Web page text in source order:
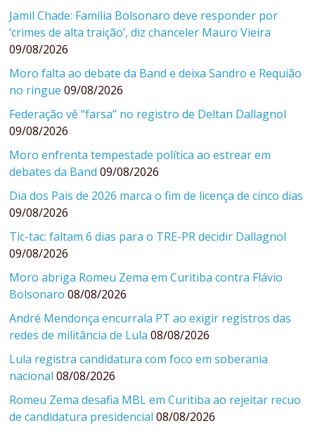
Jamil Chade: Família Bolsonaro deve responder por
‘crimes de alta traição’, diz chanceler Mauro Vieira
09/08/2026
Moro falta ao debate da Band e deixa Sandro e Requião
no ringue 09/08/2026
Federação vê “farsa” no registro de Deltan Dallagnol
09/08/2026
Moro enfrenta tempestade política ao estrear em
debates da Band 09/08/2026
Dia dos Pais de 2026 marca o fim de licença de cinco dias
09/08/2026
Tic-tac: faltam 6 dias para o TRE-PR decidir Dallagnol
09/08/2026
Moro abriga Romeu Zema em Curitiba contra Flávio
Bolsonaro 08/08/2026
André Mendonça encurrala PT ao exigir registros das
redes de militância de Lula 08/08/2026
Lula registra candidatura com foco em soberania
nacional 08/08/2026
Romeu Zema desafia MBL em Curitiba ao rejeitar recuo
de candidatura presidencial 08/08/2026